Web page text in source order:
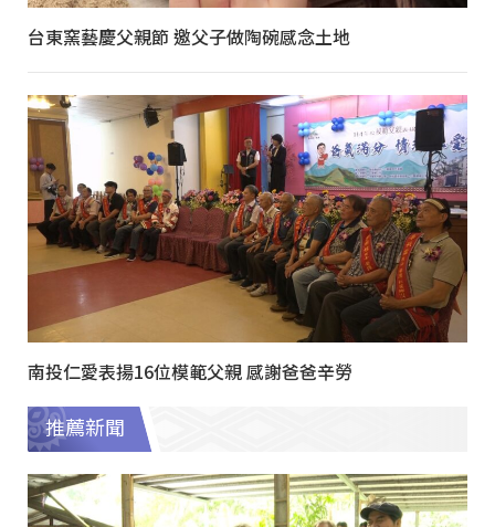
台東窯藝慶父親節 邀父子做陶碗感念土地
南投仁愛表揚16位模範父親 感謝爸爸辛勞
推薦新聞